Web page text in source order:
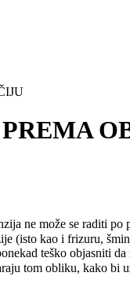
ne može se raditi
(isto kao i frizuru,
teško objasniti
tom obliku, kako